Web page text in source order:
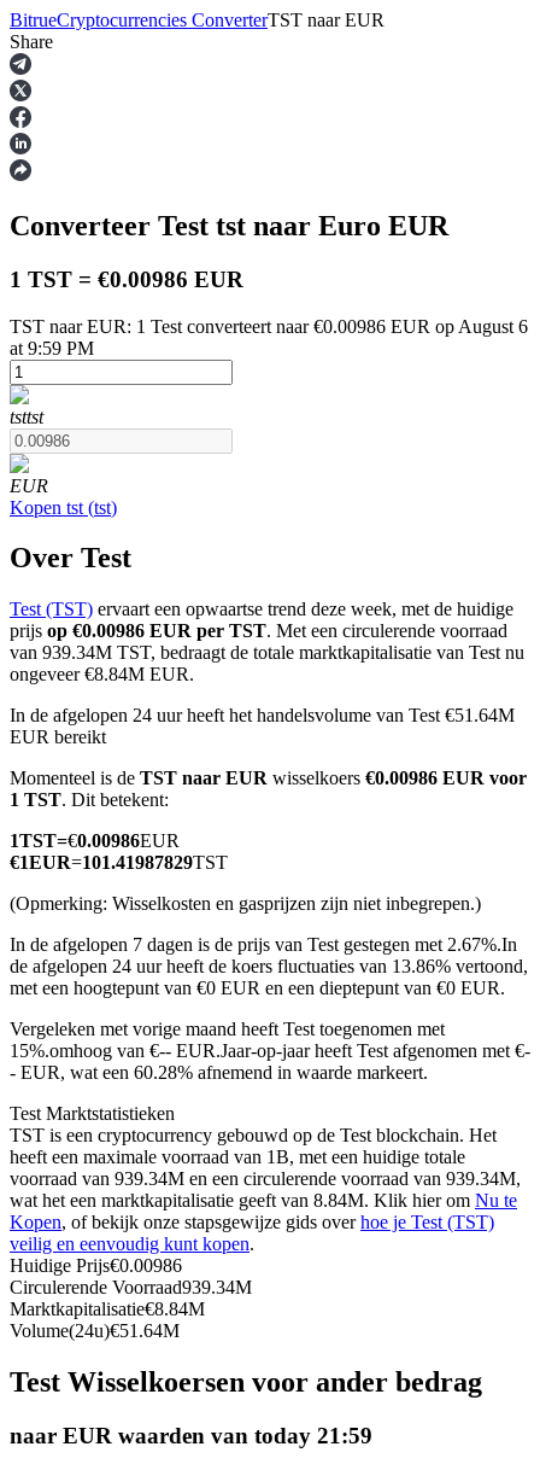
Termijncontracten
USDT-futures
COIN-M-futures
TradFi
USDC-futures
Futures met USDC als onderpand
Sluit je aan bij top traders
BitrueCryptocurrencies ConverterTST naar EUR
Share
Converteer Test tst naar Euro EUR
1 TST = €0.00986 EUR
TST naar EUR: 1 Test converteert naar €0.00986 EUR op August 6
at 9:59 PM
tsttst
EUR
Kopen tst (tst)
Over Test
Test (TST) ervaart een opwaartse trend deze week, met de huidige
prijs op €0.00986 EUR per TST. Met een circulerende voorraad
van 939.34M TST, bedraagt de totale marktkapitalisatie van Test nu
ongeveer €8.84M EUR.
In de afgelopen 24 uur heeft het handelsvolume van Test €51.64M
EUR bereikt
Momenteel is de TST naar EUR wisselkoers €0.00986 EUR voor
1 TST. Dit betekent:
1TST=€0.00986EUR
€1EUR=101.41987829TST
(Opmerking: Wisselkosten en gasprijzen zijn niet inbegrepen.)
In de afgelopen 7 dagen is de prijs van Test gestegen met 2.67%.In
de afgelopen 24 uur heeft de koers fluctuaties van 13.86% vertoond,
met een hoogtepunt van €0 EUR en een dieptepunt van €0 EUR.
Vergeleken met vorige maand heeft Test toegenomen met
15%.omhoog van €-- EUR.Jaar-op-jaar heeft Test afgenomen met €-
- EUR, wat een 60.28% afnemend in waarde markeert.
Test Marktstatistieken
TST is een cryptocurrency gebouwd op de Test blockchain. Het
heeft een maximale voorraad van 1B, met een huidige totale
voorraad van 939.34M en een circulerende voorraad van 939.34M,
wat het een marktkapitalisatie geeft van 8.84M. Klik hier om Nu te
Kopen, of bekijk onze stapsgewijze gids overhoe je Test (TST)
veilig en eenvoudig kunt kopen.
Huidige Prijs€0.00986
Circulerende Voorraad939.34M
Marktkapitalisatie€8.84M
Volume(24u)€51.64M
Test Wisselkoersen voor ander bedrag
naar EUR waarden van today 21:59